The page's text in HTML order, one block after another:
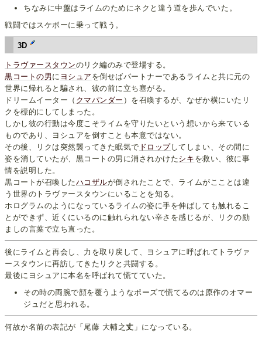
ちなみに中盤はライムのためにネクと違う道を歩んでいた。
戦闘ではスケボーに乗って戦う。
3D
トラヴァースタウンのリク編のみで登場する。
黒コートの男に ヨシュア を倒せばパートナーであるライムと共に元の
世界に帰れると騙され、彼の前に立ち塞がる。
ドリームイーター（ クマパンダー ）を召喚するが、なぜか横にいたリ
クを標的にしてしまった。
しかし彼の行動は今度こそライムを守りたいという想いから来ている
ものであり、ヨシュアを倒すことも本意ではない。
その後、リクは突然襲ってきた眠気で ドロップしてしまい、その間に
姿を消していたが、黒コートの男に消されかけたシキ を救い、彼に事
情を説明した。
黒コートが召喚したハコザルが倒されたことで、ライムがこことは違
う世界のトラヴァースタウンにいることを知る。
ホログラムのようになっているライムの姿に手を伸ばしても触れるこ
とができず、近くにいるのに触れられない辛さを感じるが、リクの励
ましの言葉で立ち直った。
後にライムと再会し、力を取り戻して、ヨシュアに呼ばれてトラヴァ
ースタウンに再訪してきたリクと共闘する。
最後にヨシュアに本名を呼ばれて慌てていた。
その時の両腕で顔を覆うようなポーズで慌てるのは原作のオマー
ジュだと思われる。
何故か名前の表記が「尾藤 大輔之丈 」になっている。